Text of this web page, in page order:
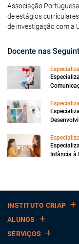
Associação
de estágios
de investigação com a
Docente nas
Infância à
INSTITUTO CRIAP
ALUNOS
SERVIÇOS